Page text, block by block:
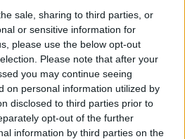
sale, sharing to third parties, or
or sensitive information for
please use the below opt-out
Please note that after your
you may continue seeing
on personal information utilized by
disclosed to third parties prior to
opt-out of the further
information by third parties on the